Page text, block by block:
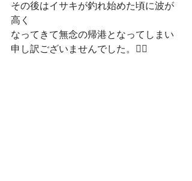
その後はイサキが釣れ始めた頃に波が
高く
なってきて無念の帰港となってしまい
申し訳ございませんでした。🙇‍♂️